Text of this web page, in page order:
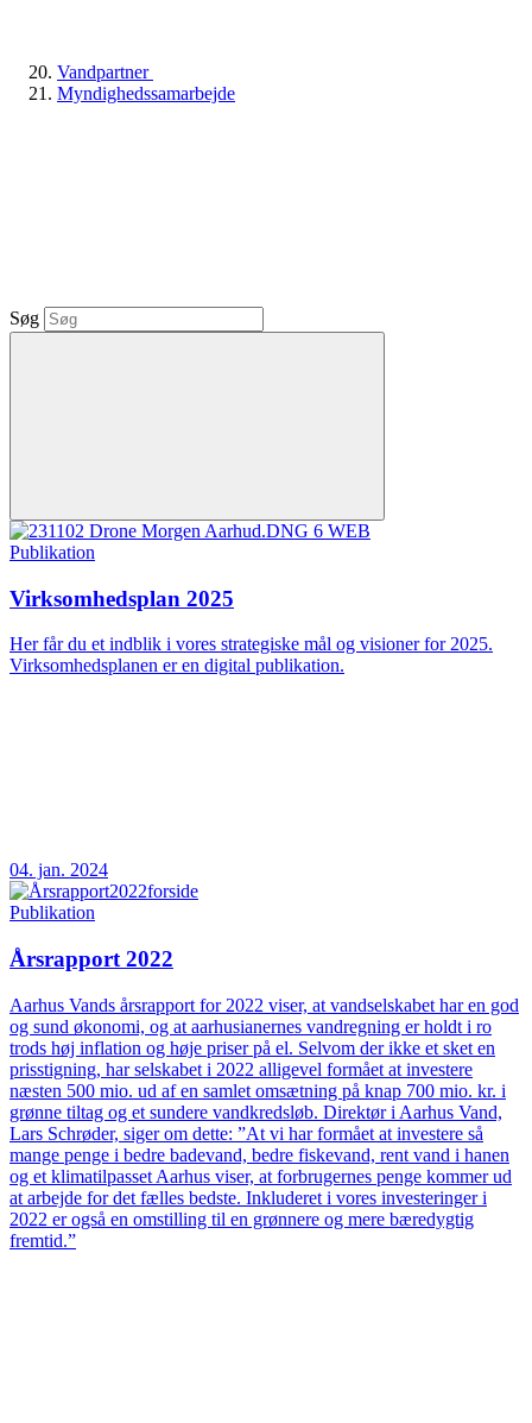
Vandpartner
Myndighedssamarbejde
Søg
Publikation
Virksomhedsplan 2025
Her får du et indblik i vores strategiske mål og visioner for 2025.
Virksomhedsplanen er en digital publikation.
04. jan. 2024
Publikation
Årsrapport 2022
Aarhus Vands årsrapport for 2022 viser, at vandselskabet har en god
og sund økonomi, og at aarhusianernes vandregning er holdt i ro
trods høj inflation og høje priser på el. Selvom der ikke et sket en
prisstigning, har selskabet i 2022 alligevel formået at investere
næsten 500 mio. ud af en samlet omsætning på knap 700 mio. kr. i
grønne tiltag og et sundere vandkredsløb. Direktør i Aarhus Vand,
Lars Schrøder, siger om dette: ”At vi har formået at investere så
mange penge i bedre badevand, bedre fiskevand, rent vand i hanen
og et klimatilpasset Aarhus viser, at forbrugernes penge kommer ud
at arbejde for det fælles bedste. Inkluderet i vores investeringer i
2022 er også en omstilling til en grønnere og mere bæredygtig
fremtid.”